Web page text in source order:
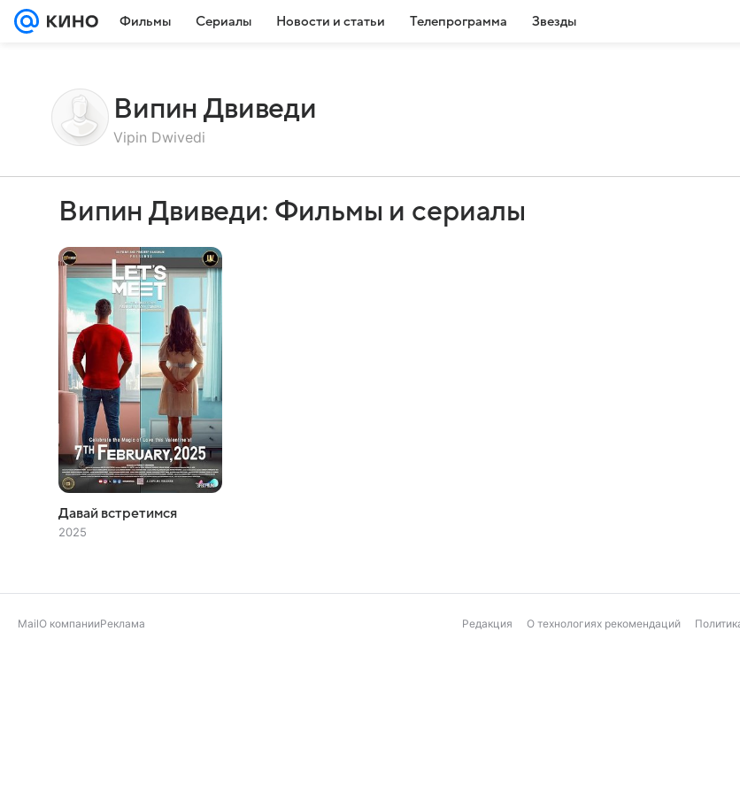
Фильмы Сериалы Новости и статьи Телепрограмма Звезды
Випин Двиведи
Vipin Dwivedi
Випин Двиведи: Фильмы и сериалы
Давай встретимся
2025
MailО компанииРеклама Редакция О технологиях рекомендаций